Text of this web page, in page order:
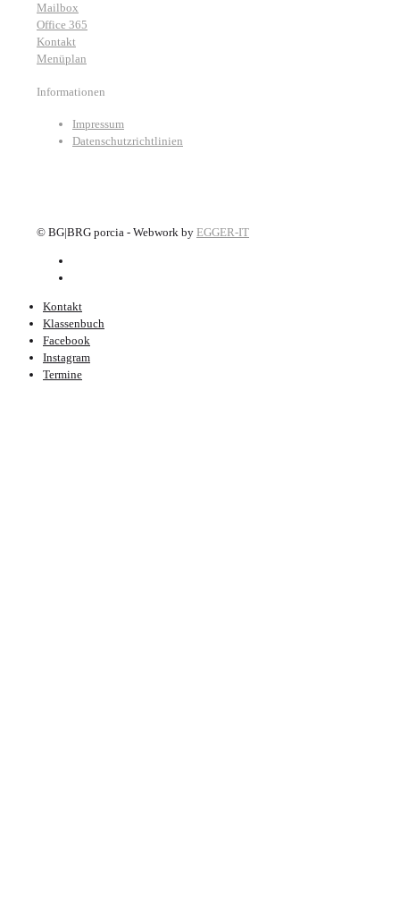
Mailbox
Office 365
Kontakt
Menüplan
Informationen
Impressum
Datenschutzrichtlinien
© BG|BRG porcia - Webwork by EGGER-IT
Kontakt
Klassenbuch
Facebook
Instagram
Termine